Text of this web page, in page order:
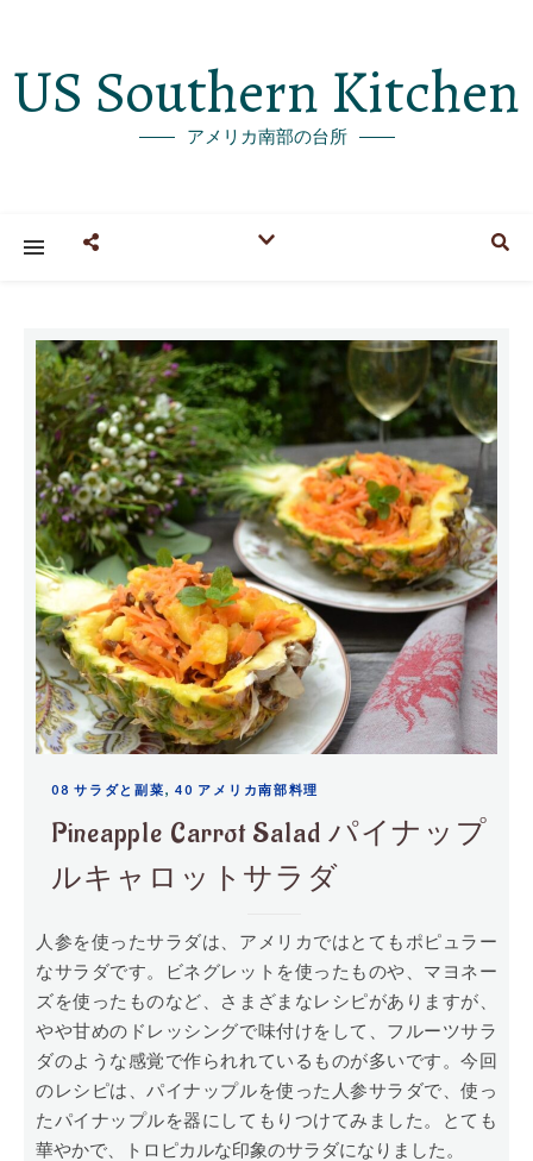
US Southern Kitchen
アメリカ南部の台所
08 サラダと副菜 ,40 アメリカ南部料理
Pineapple Carrot Salad パイナップ
ルキャロットサラダ
人参を使ったサラダは、アメリカではとてもポピュラー
なサラダです。ビネグレットを使ったものや、マヨネー
ズを使ったものなど、さまざまなレシピがありますが、
やや甘めのドレッシングで味付けをして、フルーツサラ
ダのような感覚で作られれているものが多いです。今回
のレシピは、パイナップルを使った人参サラダで、使っ
たパイナップルを器にしてもりつけてみました。とても
華やかで、トロピカルな印象のサラダになりました。